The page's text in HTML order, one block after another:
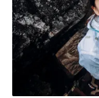
的轉換，達到儲能
立方公尺土石方，
方堆置場；其中容
相當於19層樓高。